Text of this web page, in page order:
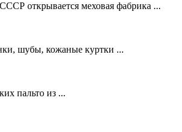
открывается меховая фабрика ...
шубы, кожаные куртки ...
пальто из ...